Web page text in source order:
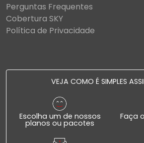
Perguntas Frequentes
Cobertura SKY
Política de Privacidade
VEJA COMO É SIMPLES
Escolha um de nossos
planos ou pacotes
Faça